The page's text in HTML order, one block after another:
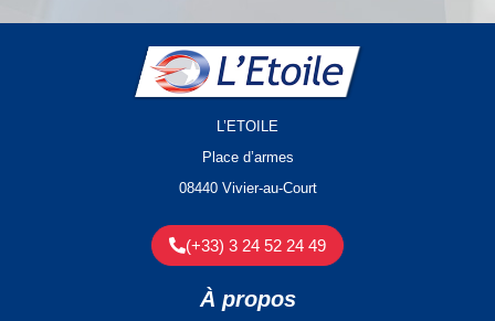
L’ETOILE
Place d’armes
08440 Vivier-au-Court
(+33) 3 24 52 24 49
À propos